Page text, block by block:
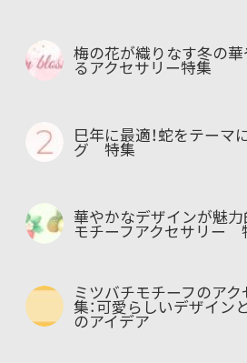
梅の花が織りなす冬の華
るアクセサリー特集
巳年に最適！蛇をテーマ
グ 特集
華やかなデザインが魅
モチーフアクセサリー
ミツバチモチーフのア
集：可愛らしいデザイン
のアイデア